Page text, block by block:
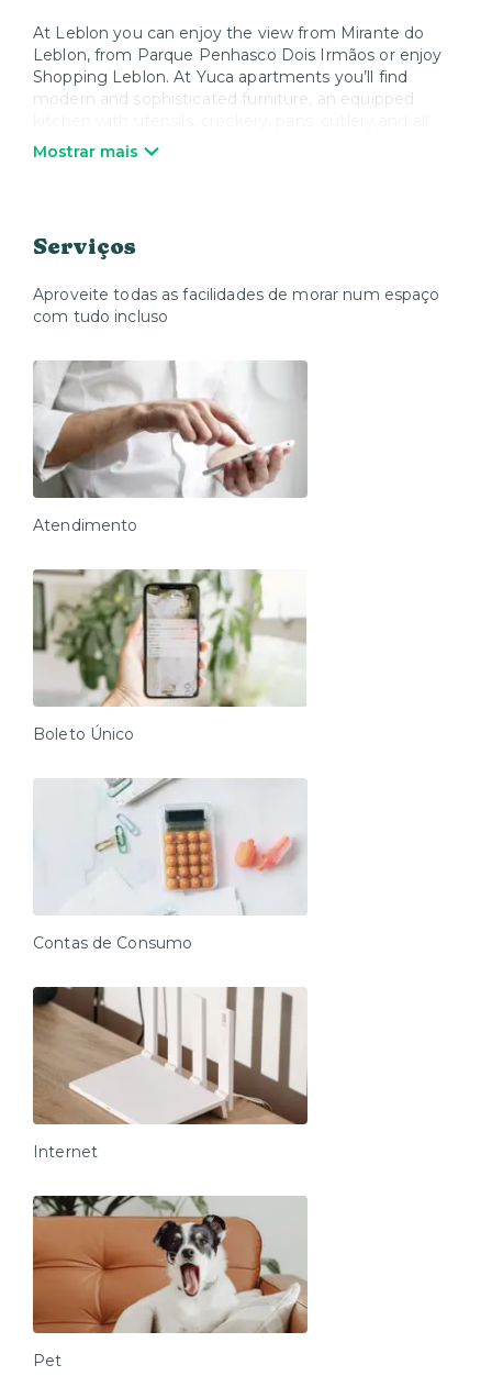
At Leblon you can enjoy the view from Mirante do
Leblon, from Parque Penhasco Dois Irmãos or enjoy
Shopping Leblon. At Yuca apartments you’ll find
modern and sophisticated furniture, an equipped
appliances, in addition to Smart TV and Wi-Fi. When
Mostrar mais
Serviços
Aproveite todas as facilidades de morar num espaço
com tudo incluso
Atendimento
Boleto Único
Contas de Consumo
Internet
Pet